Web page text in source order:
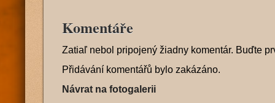
Komentáře
Zatiaľ nebol pripojený žiadny komentár. Buďte
Přidávání komentářů bylo zakázáno.
Návrat na fotogalerii